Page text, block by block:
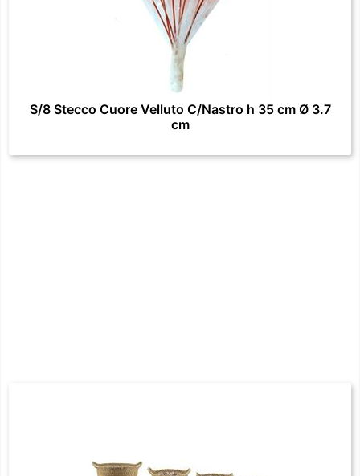
S/8 Stecco Cuore Velluto C/Nastro h 35 cm Ø 3.7
cm